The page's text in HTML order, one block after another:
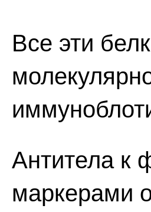
Все эти
Антитела к
маркерами